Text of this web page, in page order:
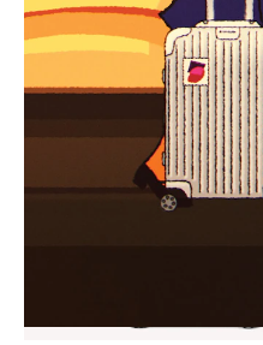
暂
按
钮
取
消
静